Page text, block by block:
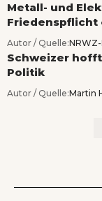
Metall- und
Friedenspflicht
Autor / Quelle:
Schweizer
Politik
Autor / Quelle:Martin